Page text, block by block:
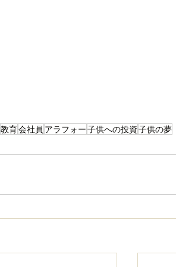
教育会社員 アラフォー子供への投資子供の夢